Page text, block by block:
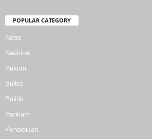
POPULAR CATEGORY
News
Nasional
Hukum
Sultra
Politik
Hankam
Pendidikan